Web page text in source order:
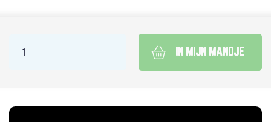
IN MIJN MANDJE